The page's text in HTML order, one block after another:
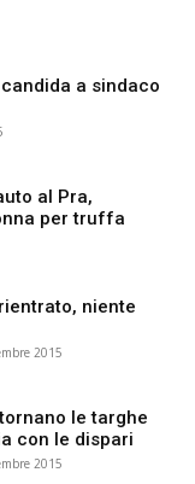
a sindaco
al Pra,
per truffa
niente
2015
le targhe
con le dispari
2015